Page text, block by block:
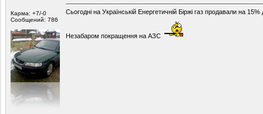
Карма: +7/-0
Сообщений: 786
Сьогодні на Українській Енергетичній Біржі газ продавали на
Незабаром покращення на АЗС